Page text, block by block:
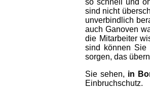
sind nicht
unverbindlich
auch Ganoven
die Mitarbeiter
sind können Sie
sorgen, das
Sie sehen, in
Einbruchschutz.